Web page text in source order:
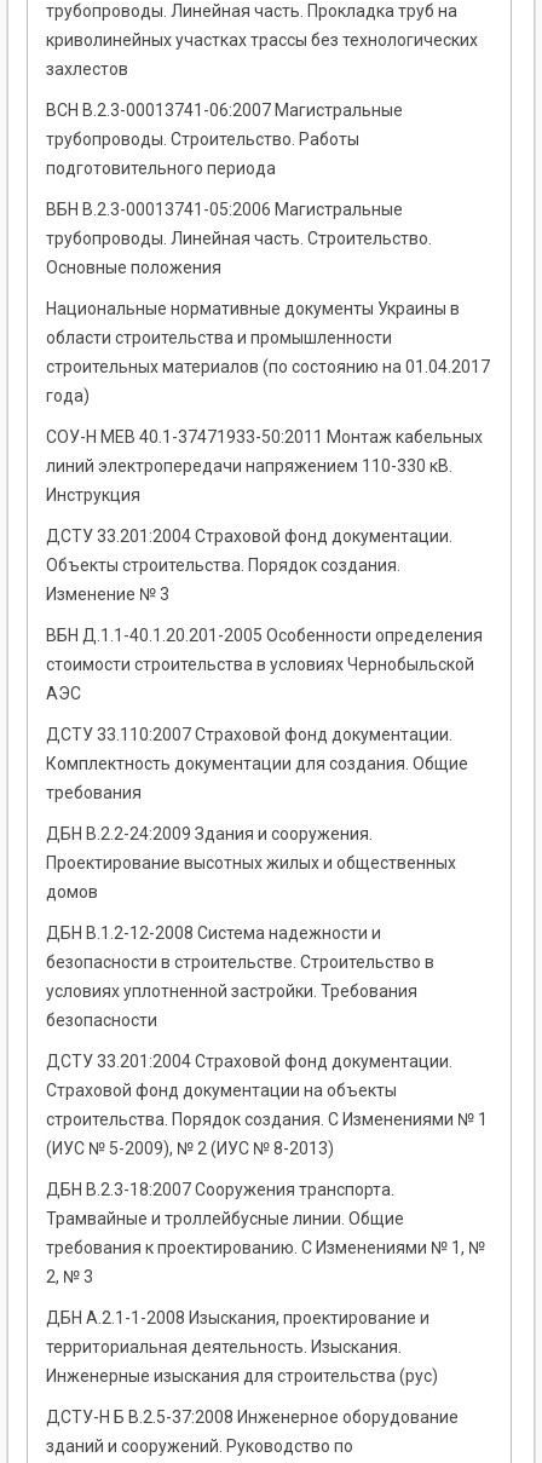
трубопроводы. Линейная часть. Прокладка труб на
криволинейных участках трассы без технологических
захлестов
ВСН В.2.3-00013741-06:2007 Магистральные
трубопроводы. Строительство. Работы
подготовительного периода
ВБН В.2.3-00013741-05:2006 Магистральные
трубопроводы. Линейная часть. Строительство.
Основные положения
Национальные нормативные документы Украины в
области строительства и промышленности
строительных материалов (по состоянию на 01.04.2017
года)
СОУ-Н МЕВ 40.1-37471933-50:2011 Монтаж кабельных
линий электропередачи напряжением 110-330 кВ.
Инструкция
ДСТУ 33.201:2004 Страховой фонд документации.
Объекты строительства. Порядок создания.
Изменение № 3
ВБН Д.1.1-40.1.20.201-2005 Особенности определения
стоимости строительства в условиях Чернобыльской
АЭС
ДСТУ 33.110:2007 Страховой фонд документации.
Комплектность документации для создания. Общие
требования
ДБН В.2.2-24:2009 Здания и сооружения.
Проектирование высотных жилых и общественных
домов
ДБН В.1.2-12-2008 Система надежности и
безопасности в строительстве. Строительство в
условиях уплотненной застройки. Требования
безопасности
ДСТУ 33.201:2004 Страховой фонд документации.
Страховой фонд документации на объекты
строительства. Порядок создания. С Изменениями № 1
(ИУС № 5-2009), № 2 (ИУС № 8-2013)
ДБН В.2.3-18:2007 Сооружения транспорта.
Трамвайные и троллейбусные линии. Общие
требования к проектированию. С Изменениями № 1, №
2, № 3
ДБН А.2.1-1-2008 Изыскания, проектирование и
территориальная деятельность. Изыскания.
Инженерные изыскания для строительства (рус)
ДСТУ-Н Б В.2.5-37:2008 Инженерное оборудование
зданий и сооружений. Руководство по